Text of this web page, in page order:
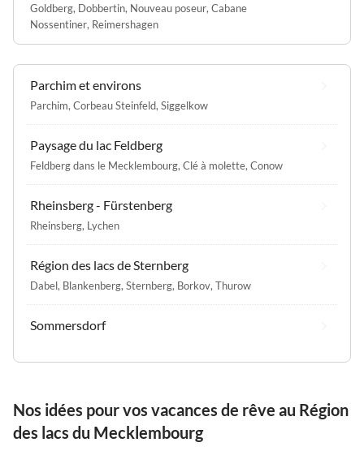
Goldberg, Dobbertin, Nouveau poseur, Cabane
Nossentiner, Reimershagen
Parchim et environs
Parchim, Corbeau Steinfeld, Siggelkow
Paysage du lac Feldberg
Feldberg dans le Mecklembourg, Clé à molette, Conow
Rheinsberg - Fürstenberg
Rheinsberg, Lychen
Région des lacs de Sternberg
Dabel, Blankenberg, Sternberg, Borkov, Thurow
Sommersdorf
Nos idées pour vos vacances de rêve au Région
des lacs du Mecklembourg